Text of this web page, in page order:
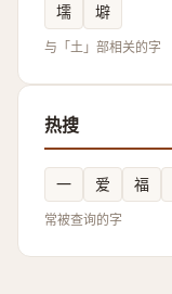
壖
壀
与「土」部相关的字
热搜
一 爱 福
常被查询的字